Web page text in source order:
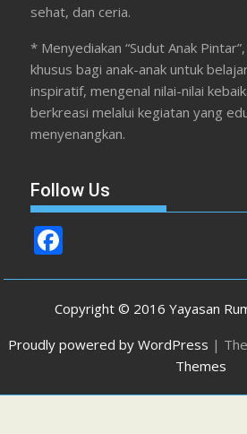
sehat, dan ceria.
* Menyediakan “Sudut Anak
khusus bagi anak-anak untuk
inspiratif, mengenal nilai-nilai
berkreasi melalui kegiatan yang
menyenangkan.
Follow Us
ac
e
b
o
Copyright © 2016 Yayasan
Proudly powered by WordPress |
Themes